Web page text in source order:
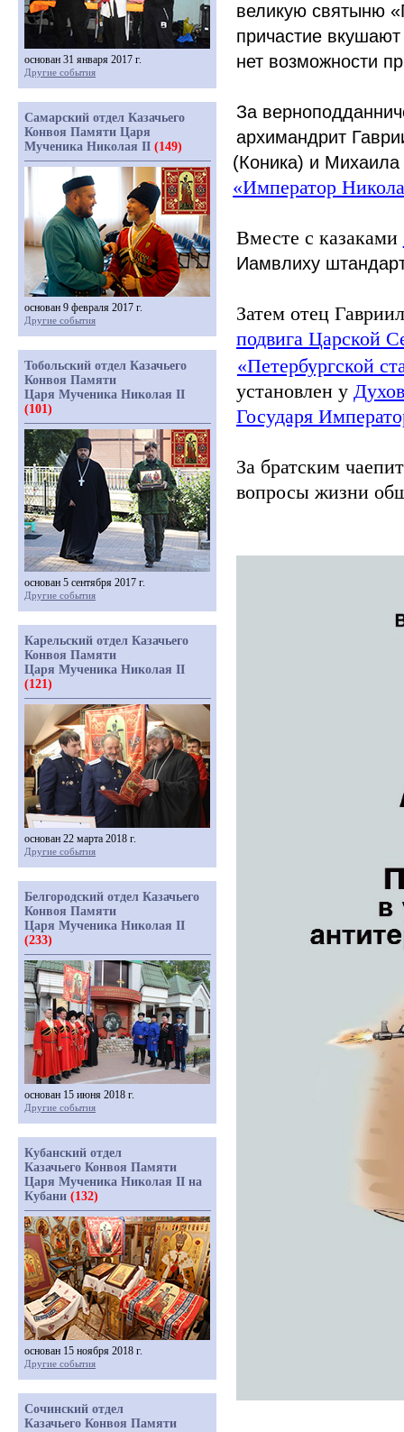
великую святыню
причастие
нет возможности
За
архимандрит
(Коника) и
«Император
Вместе с казаками
Иамвлиху
Затем отец
подвига Царской
«Петербургской
установлен у
Государя
За братским
вопросы жизни
основан 31 января 2017 г.
Другие события
Самарский отдел Казачьего
Конвоя Памяти Царя
Мученика Николая II (149)
основан 9 февраля 2017 г.
Другие события
Тобольский отдел Казачьего
Конвоя Памяти
Царя Мученика Николая II
(101)
основан 5 сентября 2017 г.
Другие события
Карельский отдел Казачьего
Конвоя Памяти
Царя Мученика Николая II
(121)
основан 22 марта 2018 г.
Другие события
Белгородский отдел Казачьего
Конвоя Памяти
Царя Мученика Николая II
(233)
основан 15 июня 2018 г.
Другие события
Кубанский отдел
Казачьего Конвоя Памяти
Царя Мученика Николая II на
Кубани (132)
основан 15 ноября 2018 г.
Другие события
Сочинский отдел
Казачьего Конвоя Памяти